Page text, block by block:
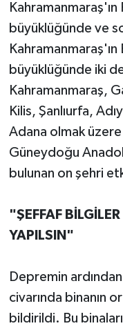
Kahramanmaraş'ın
büyüklüğünde ve
büyüklüğünde iki
Kahramanmaraş,
Kilis, Şanlıurfa,
Adana olmak
Güneydoğu
bulunan on şehri
"ŞEFFAF
YAPILSIN"
Depremin
civarında binanın
bildirildi. Bu
BİLİMNET
Yemek
SİVİL TOPLUM
SEÇİM 2014
KİM KİMDİR
ÇEK GÖNDER
HEDEF2020
OTOMOBİL